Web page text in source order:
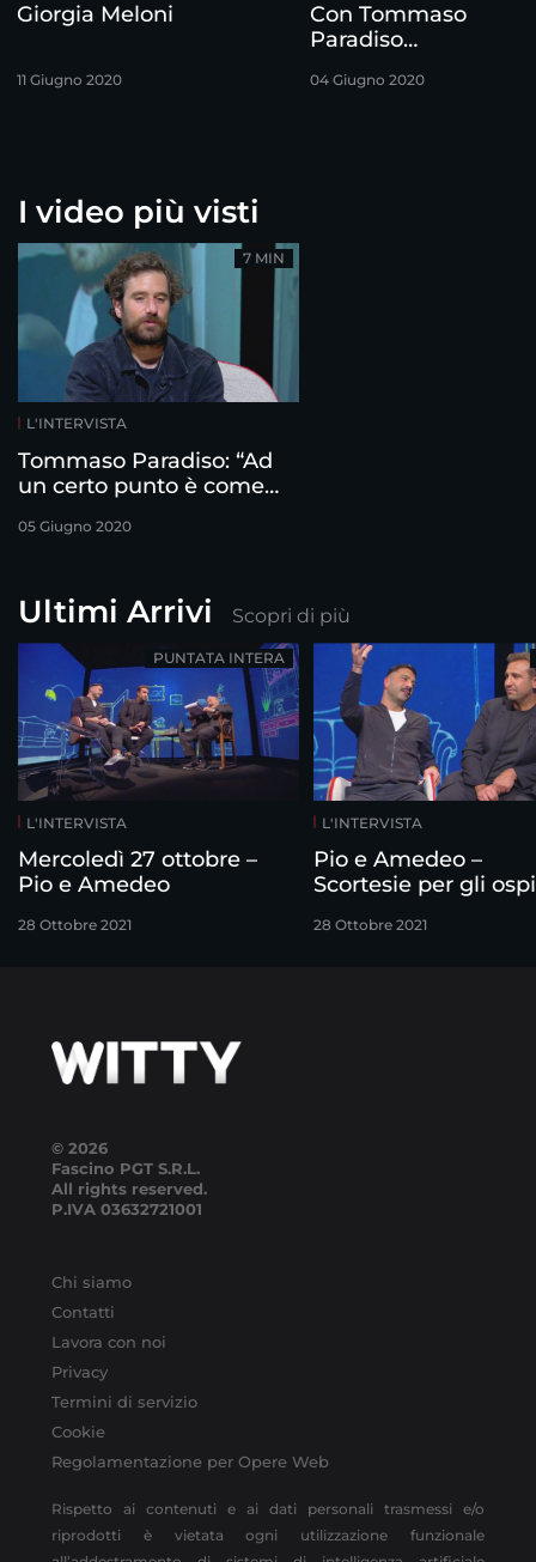
Giorgia Meloni
11 Giugno 2020
Con Tommaso
Paradiso…
04 Giugno 2020
I video più visti
L'INTERVISTA
Tommaso Paradiso: “Ad
un certo punto è come
rotto”
05 Giugno 2020
7 MIN
Ultimi Arrivi Scopri di più
L'INTERVISTA
Mercoledì 27 ottobre –
Pio e Amedeo
28 Ottobre 2021
PUNTATA INTERA
L'INTERVISTA
Pio e Amedeo –
Scortesie per gli
28 Ottobre 2021
© 2026
Fascino PGT S.R.L.
All rights reserved.
P.IVA 03632721001
Chi siamo
Contatti
Lavora con noi
Privacy
Termini di servizio
Cookie
Regolamentazione per Opere Web
Rispetto ai contenuti e ai dati personali trasmessi e/o
riprodotti è vietata ogni utilizzazione funzionale